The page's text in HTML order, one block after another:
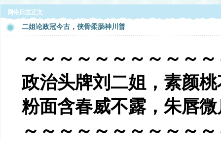
网络日志正文
二姐论政冠今古，侠骨柔肠神川普
～～～～～～～～～～
政治头牌刘二姐，素颜
粉面含春威不露，朱唇
～～～～～～～～～～